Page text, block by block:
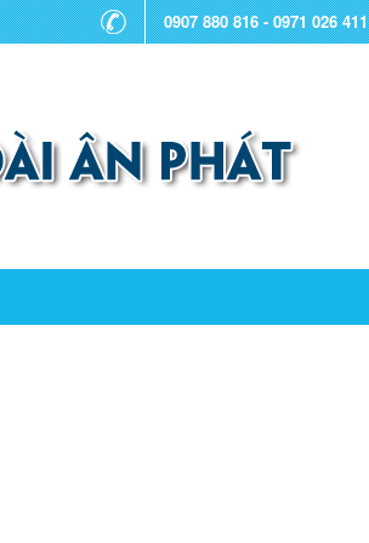
0907 880 816 - 0971 026 411